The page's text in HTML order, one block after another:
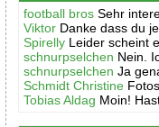
football bros Sehr
Viktor Danke dass du
Spirelly Leider scheint
schnurpselchen Nein.
schnurpselchen Ja
Schmidt Christine
Tobias Aldag Moin!